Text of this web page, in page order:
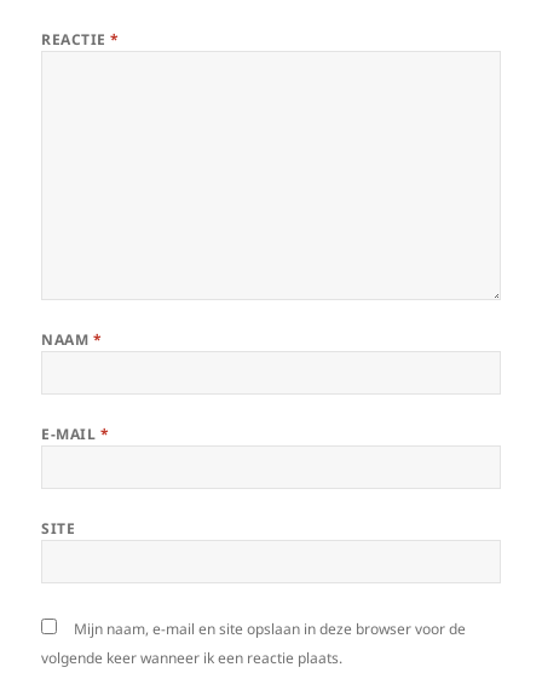
REACTIE*
NAAM *
E-MAIL *
SITE
Mijn naam, e-mail en site opslaan in deze browser voor de
volgende keer wanneer ik een reactie plaats.